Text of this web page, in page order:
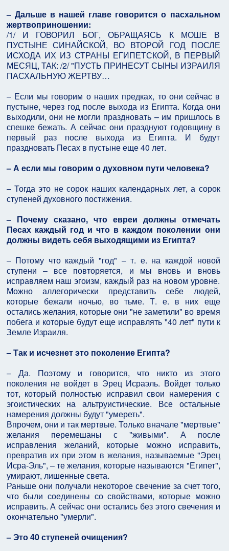
– Дальше в нашей главе говорится о пасхальном
жертвоприношении:
/1/ И ГОВОРИЛ БОГ, ОБРАЩАЯСЬ К МОШЕ В
ПУСТЫНЕ СИНАЙСКОЙ, ВО ВТОРОЙ ГОД ПОСЛЕ
ИСХОДА ИХ ИЗ СТРАНЫ ЕГИПЕТСКОЙ, В ПЕРВЫЙ
МЕСЯЦ, ТАК: /2/ "ПУСТЬ ПРИНЕСУТ СЫНЫ ИЗРАИЛЯ
ПАСХАЛЬНУЮ ЖЕРТВУ…
– Если мы говорим о наших предках, то они сейчас в
пустыне, через год после выхода из Египта. Когда они
выходили, они не могли праздновать – им пришлось в
спешке бежать. А сейчас они празднуют годовщину в
первый раз после выхода из Египта. И будут
праздновать Песах в пустыне еще 40 лет.
– А если мы говорим о духовном пути человека?
– Тогда это не сорок наших календарных лет, а сорок
ступеней духовного постижения.
– Почему сказано, что евреи должны отмечать
Песах каждый год и что в каждом поколении они
должны видеть себя выходящими из Египта?
– Потому что каждый "год" – т. е. на каждой новой
ступени – все повторяется, и мы вновь и вновь
исправляем наш эгоизм, каждый раз на новом уровне.
Можно аллегорически представить себе людей,
которые бежали ночью, во тьме. Т. е. в них еще
остались желания, которые они "не заметили" во время
побега и которые будут еще исправлять "40 лет" пути к
Земле Израиля.
– Так и исчезнет это поколение Египта?
– Да. Поэтому и говорится, что никто из этого
поколения не войдет в Эрец Исраэль. Войдет только
тот, который полностью исправил свои намерения с
эгоистических на альтруистические. Все остальные
намерения должны будут "умереть".
Впрочем, они и так мертвые. Только вначале "мертвые"
желания перемешаны с "живыми". А после
исправления желаний, которые можно исправить,
превратив их при этом в желания, называемые "Эрец
Исра-Эль", – те желания, которые называются "Египет",
умирают, лишенные света.
Раньше они получали некоторое свечение за счет того,
что были соединены со свойствами, которые можно
исправить. А сейчас они остались без этого свечения и
окончательно "умерли".
– Это 40 ступеней очищения?